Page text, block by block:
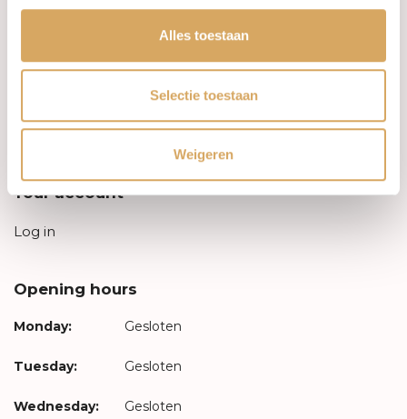
Alles toestaan
Selectie toestaan
Weigeren
Leveringsvoorwaarden
Privacy Policy
Your account
Log in
Opening hours
Monday: Gesloten
Tuesday: Gesloten
Wednesday: Gesloten